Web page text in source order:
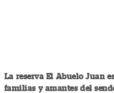
La reserva El Abuelo Juan
familias y amantes del